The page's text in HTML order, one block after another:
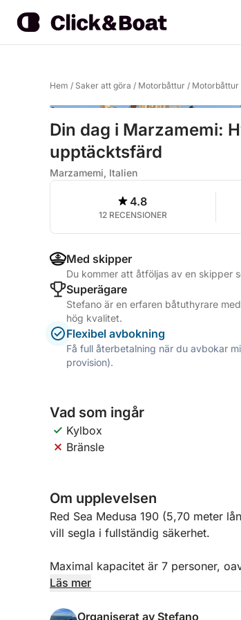
Hem / Saker att göra / Motorbåttur /
Din dag i Marzamemi:
upptäcktsfärd
Marzamemi, Italien
4.8
12 RECENSIONER
Med skipper
Du kommer att åtföljas av en skipper
Superägare
Stefano är en erfaren båtuthyrare
hög kvalitet.
Flexibel avbokning
Få full återbetalning när du avbokar
provision).
Vad som ingår
Kylbox
Bränsle
Om upplevelsen
Red Sea Medusa 190 (5,70 meter
vill segla i fullständig säkerhet.
Maximal kapacitet är 7 personer,
undvika trånga förhållanden.
Med ett stort soldäck i fören, en
Läs mer
Organiserat av Stefano